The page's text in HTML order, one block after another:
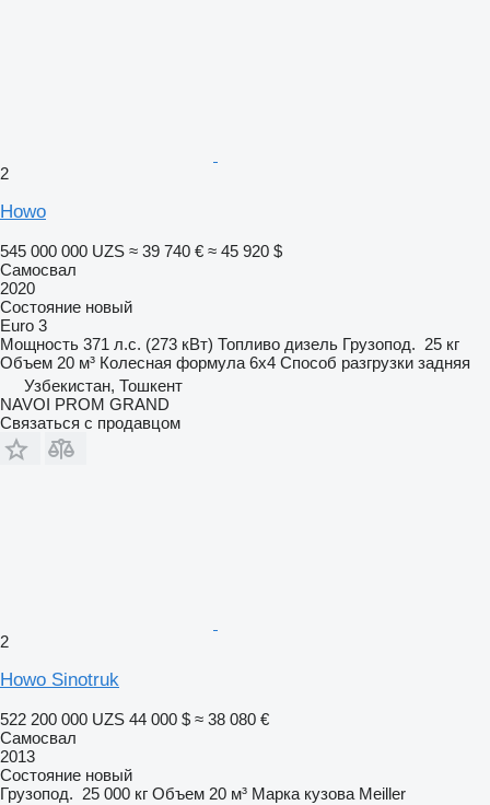
2
Howo
545 000 000 UZS ≈ 39 740 € ≈ 45 920 $
Самосвал
2020
Состояние новый
Euro 3
Мощность 371 л.с. (273 кВт) Топливо дизель Грузопод. 25 кг
Объем 20 м³ Колесная формула 6x4 Способ разгрузки задняя
Узбекистан, Тошкент
NAVOI PROM GRAND
Связаться с продавцом
2
Howo Sinotruk
522 200 000 UZS 44 000 $ ≈ 38 080 €
Самосвал
2013
Состояние новый
Грузопод. 25 000 кг Объем 20 м³ Марка кузова Meiller